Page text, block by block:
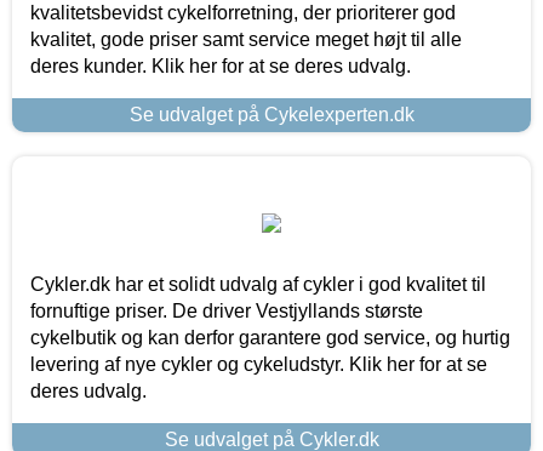
kvalitetsbevidst cykelforretning, der prioriterer god
kvalitet, gode priser samt service meget højt til alle
deres kunder. Klik her for at se deres udvalg.
Se udvalget på Cykelexperten.dk
Cykler.dk har et solidt udvalg af cykler i god kvalitet til
fornuftige priser. De driver Vestjyllands største
cykelbutik og kan derfor garantere god service, og hurtig
levering af nye cykler og cykeludstyr. Klik her for at se
deres udvalg.
Se udvalget på Cykler.dk